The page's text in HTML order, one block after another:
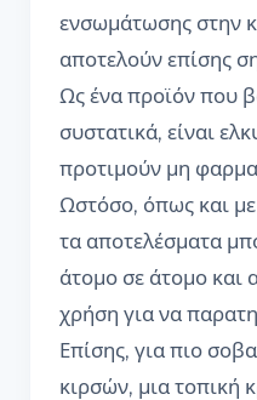
ενσωμάτωσης στην
αποτελούν επίσης
Ως ένα προϊόν που
συστατικά, είναι
προτιμούν μη
Ωστόσο, όπως και
τα αποτελέσματα
άτομο σε άτομο και
χρήση για να
Επίσης, για πιο
κιρσών, μια τοπική